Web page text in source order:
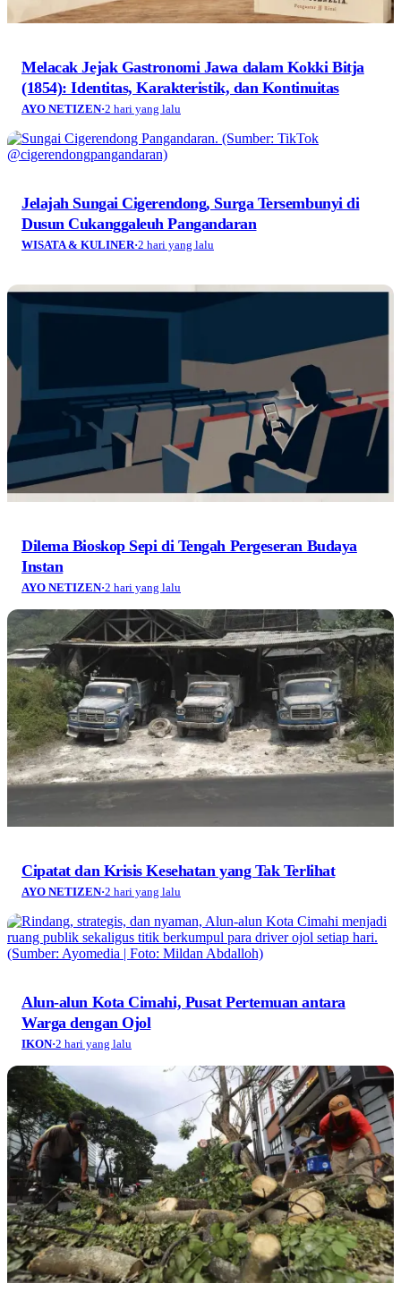
Melacak Jejak Gastronomi Jawa dalam Kokki Bitja
(1854): Identitas, Karakteristik, dan Kontinuitas
AYO NETIZEN·2 hari yang lalu
Jelajah Sungai Cigerendong, Surga Tersembunyi di
Dusun Cukanggaleuh Pangandaran
WISATA & KULINER·2 hari yang lalu
Dilema Bioskop Sepi di Tengah Pergeseran Budaya
Instan
AYO NETIZEN·2 hari yang lalu
Cipatat dan Krisis Kesehatan yang Tak Terlihat
AYO NETIZEN·2 hari yang lalu
Alun-alun Kota Cimahi, Pusat Pertemuan antara
Warga dengan Ojol
IKON·2 hari yang lalu